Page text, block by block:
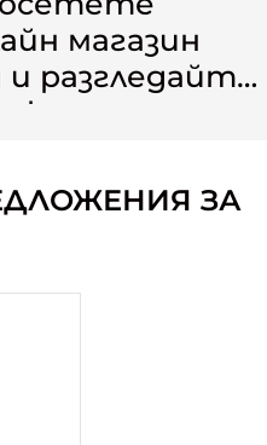
магазин
и разгледайте
на
ЗА